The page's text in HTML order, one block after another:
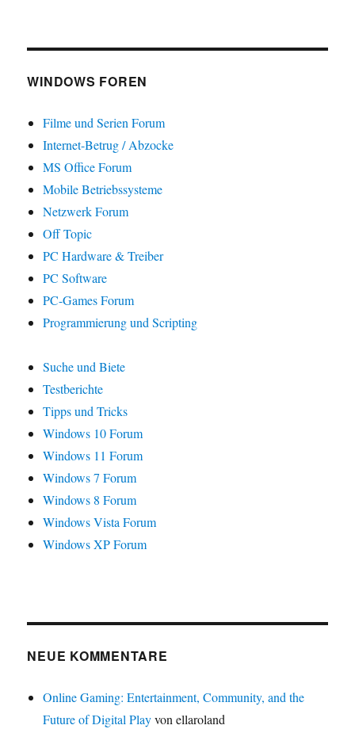
WINDOWS FOREN
Filme und Serien Forum
Internet-Betrug / Abzocke
MS Office Forum
Mobile Betriebssysteme
Netzwerk Forum
Off Topic
PC Hardware & Treiber
PC Software
PC-Games Forum
Programmierung und Scripting
Suche und Biete
Testberichte
Tipps und Tricks
Windows 10 Forum
Windows 11 Forum
Windows 7 Forum
Windows 8 Forum
Windows Vista Forum
Windows XP Forum
NEUE KOMMENTARE
Online Gaming: Entertainment, Community, and the
Future of Digital Playvon ellaroland